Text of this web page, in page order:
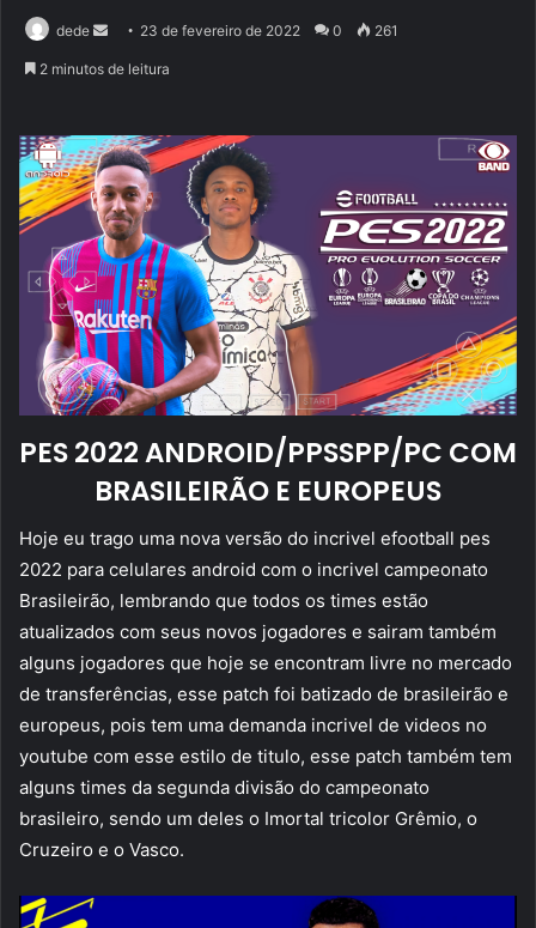
dede
Mande23 de fevereiro de 2022 0 261
2 minutos de leitura
PES 2022 ANDROID/PPSSPP/PC COM
BRASILEIRÃO E EUROPEUS
Hoje eu trago uma nova versão do incrivel efootball pes
2022 para celulares android com o incrivel campeonato
Brasileirão, lembrando que todos os times estão
atualizados com seus novos jogadores e sairam também
alguns jogadores que hoje se encontram livre no mercado
de transferências, esse patch foi batizado de brasileirão e
europeus, pois tem uma demanda incrivel de videos no
youtube com esse estilo de titulo, esse patch também tem
alguns times da segunda divisão do campeonato
brasileiro, sendo um deles o Imortal tricolor Grêmio, o
Cruzeiro e o Vasco.